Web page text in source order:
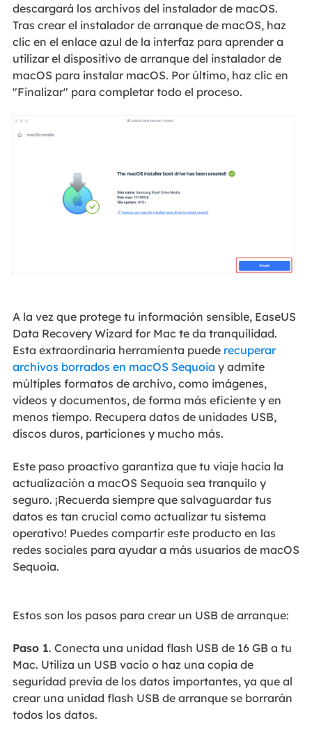
descargará los archivos del instalador de macOS.
Tras crear el instalador de arranque de macOS, haz
clic en el enlace azul de la interfaz para aprender a
utilizar el dispositivo de arranque del instalador de
macOS para instalar macOS. Por último, haz clic en
"Finalizar" para completar todo el proceso.
A la vez que protege tu información sensible, EaseUS
Data Recovery Wizard for Mac te da tranquilidad.
Esta extraordinaria herramienta puede recuperar
archivos borrados en macOS Sequoia y admite
múltiples formatos de archivo, como imágenes,
vídeos y documentos, de forma más eficiente y en
menos tiempo. Recupera datos de unidades USB,
discos duros, particiones y mucho más.
Este paso proactivo garantiza que tu viaje hacia la
actualización a macOS Sequoia sea tranquilo y
seguro. ¡Recuerda siempre que salvaguardar tus
datos es tan crucial como actualizar tu sistema
operativo! Puedes compartir este producto en las
redes sociales para ayudar a más usuarios de macOS
Sequoia.
Estos son los pasos para crear un USB de arranque:
Paso 1. Conecta una unidad flash USB de 16 GB a tu
Mac. Utiliza un USB vacío o haz una copia de
seguridad previa de los datos importantes, ya que al
crear una unidad flash USB de arranque se borrarán
todos los datos.